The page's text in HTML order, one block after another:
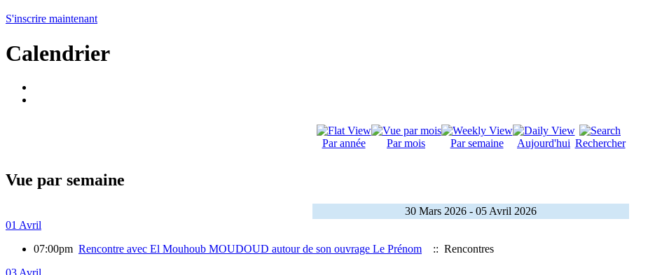
S'inscrire maintenant
Calendrier
Par année Par mois Par semaine Aujourd'hui Rechercher
Vue par semaine
30 Mars 2026 - 05 Avril 2026
01 Avril
07:00pm Rencontre avec El Mouhoub MOUDOUD autour de son ouvrage Le Prénom
:: Rencontres